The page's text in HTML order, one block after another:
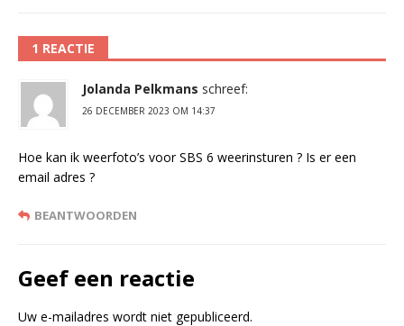
1 REACTIE
Jolanda Pelkmans schreef:
26 DECEMBER 2023 OM 14:37
Hoe kan ik weerfoto’s voor SBS 6 weerinsturen ? Is er een
email adres ?
BEANTWOORDEN
Geef een reactie
Uw e-mailadres wordt niet gepubliceerd.